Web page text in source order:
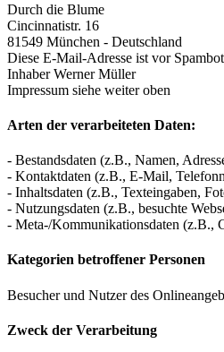
Durch die Blume
Cincinnatistr. 16
81549 München - Deutschland
Diese E-Mail-Adresse ist vor
Inhaber Werner Müller
Impressum siehe weiter oben
Arten der verarbeiteten Daten:
- Bestandsdaten (z.B., Namen,
- Kontaktdaten (z.B., E-Mail,
- Inhaltsdaten (z.B., Texteingaben,
- Nutzungsdaten (z.B., besuchte
- Meta-/Kommunikationsdaten (z.B.,
Kategorien betroffener Personen
Besucher und Nutzer des
Zweck der Verarbeitung